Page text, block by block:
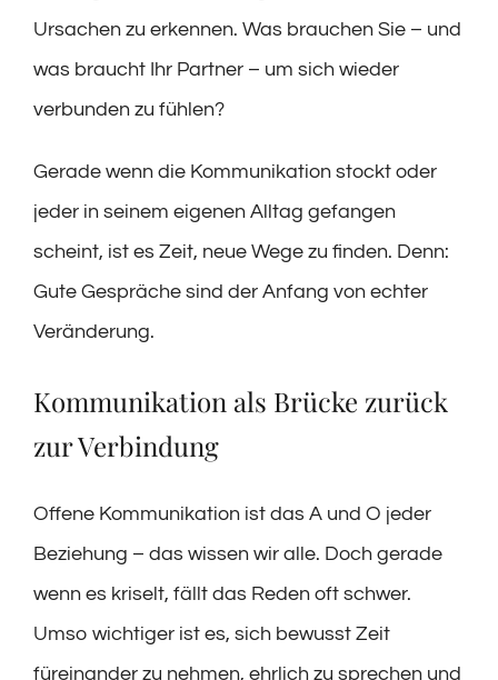
Ursachen zu erkennen. Was brauchen Sie – und
was braucht Ihr Partner – um sich wieder
verbunden zu fühlen?
Gerade wenn die Kommunikation stockt oder
jeder in seinem eigenen Alltag gefangen
scheint, ist es Zeit, neue Wege zu finden. Denn:
Gute Gespräche sind der Anfang von echter
Veränderung.
Kommunikation als Brücke zurück
zur Verbindung
Offene Kommunikation ist das A und O jeder
Beziehung – das wissen wir alle. Doch gerade
wenn es kriselt, fällt das Reden oft schwer.
Umso wichtiger ist es, sich bewusst Zeit
füreinander zu nehmen, ehrlich zu sprechen und